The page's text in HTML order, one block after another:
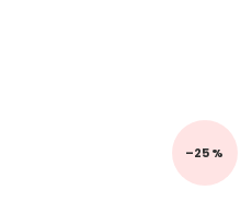
–25 %